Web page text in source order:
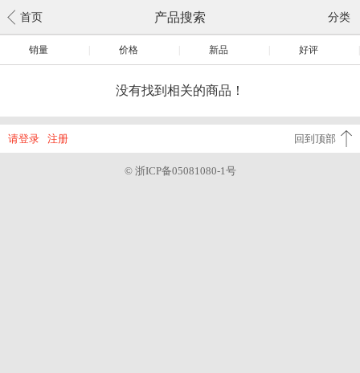
首页 产品搜索 分类
销量 价格 新品 好评
没有找到相关的商品！
请登录 注册 回到顶部
© 浙ICP备05081080-1号